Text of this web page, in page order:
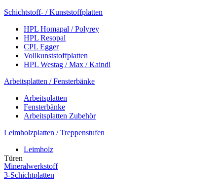
Schichtstoff- / Kunststoffplatten
HPL Homapal / Polyrey
HPL Resopal
CPL Egger
Vollkunststoffplatten
HPL Westag / Max / Kaindl
Arbeitsplatten / Fensterbänke
Arbeitsplatten
Fensterbänke
Arbeitsplatten Zubehör
Leimholzplatten / Treppenstufen
Leimholz
Mineralwerkstoff
3-Schichtplatten
Türen